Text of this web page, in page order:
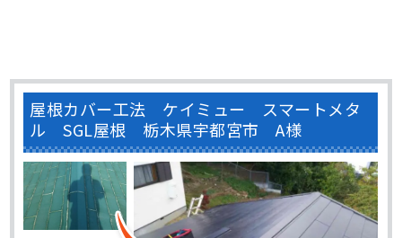
屋根カバー工法 ケイミュー スマートメタ
ル SGL屋根 栃木県宇都宮市 A様